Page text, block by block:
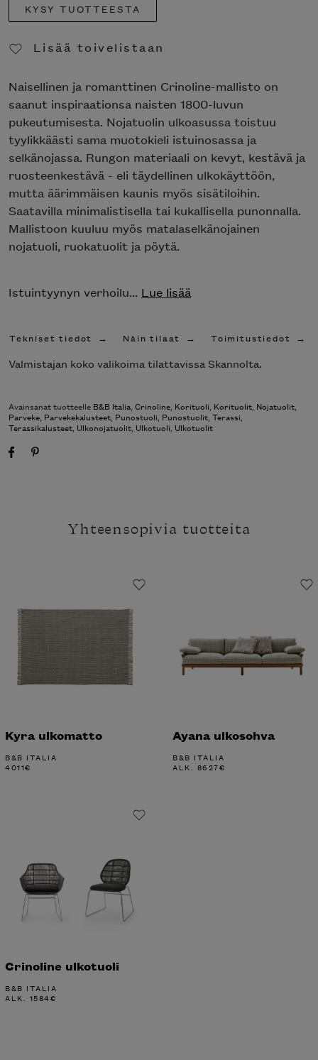
KYSY TUOTTEESTA
Lisää toivelistaan
Naisellinen ja romanttinen Crinoline-mallisto on
saanut inspiraationsa naisten 1800-luvun
pukeutumisesta. Nojatuolin ulkoasussa toistuu
tyylikkäästi sama muotokieli istuinosassa ja
selkänojassa. Rungon materiaali on kevyt, kestävä ja
ruosteenkestävä - eli täydellinen ulkokäyttöön,
mutta äärimmäisen kaunis myös sisätiloihin.
Saatavilla minimalistisella tai kukallisella punonnalla.
Mallistoon kuuluu myös matalaselkänojainen
nojatuoli, ruokatuolit ja pöytä.
Istuintyynyn verhoilu... Lue lisää
Tekniset tiedot Näin tilaat Toimitustiedot
Valmistajan koko valikoima tilattavissa Skannolta.
Avainsanat tuotteelle B&B Italia, Crinoline, Korituoli, Korituolit, Nojatuolit,
Parveke, Parvekekalusteet, Punostuoli, Punostuolit, Terassi,
Terassikalusteet, Ulkonojatuolit, Ulkotuoli, Ulkotuolit
Yhteensopivia tuotteita
Kyra ulkomatto
B&B ITALIA
4011€
Ayana ulkosohva
B&B ITALIA
ALK. 8627€
Crinoline ulkotuoli
B&B ITALIA
ALK. 1584€